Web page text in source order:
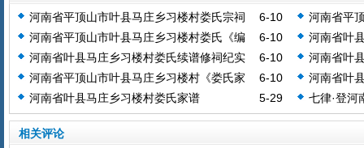
6-10
河南省平顶山市叶县马庄乡习楼村娄氏宗祠
楹联
河南省平
说》
6-10
河南省平顶山市叶县马庄乡习楼村娄氏《编
名说》
河南省叶
石碑记载
6-10
河南省叶县马庄乡习楼村娄氏续谱修祠纪实
河南省叶
6-10
河南省平顶山市叶县马庄乡习楼村《娄氏家
谱--序》
河南省叶
5-29
河南省叶县马庄乡习楼村娄氏家谱 七律·登河
相关评论